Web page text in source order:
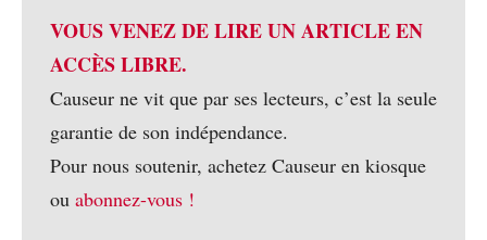
VOUS VENEZ DE LIRE UN ARTICLE EN
ACCÈS LIBRE.
Causeur ne vit que par ses lecteurs, c’est la seule
garantie de son indépendance.
Pour nous soutenir, achetez Causeur en kiosque
ou abonnez-vous !